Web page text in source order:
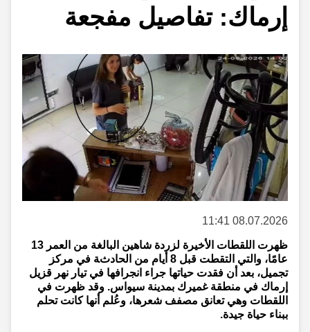
إرماك: تفاصيل مفجعة
08.07.2026 11:41
ظهرت اللقطات الأخيرة لزردة شاهين البالغة من العمر 13
عامًا، والتي التقطت قبل 8 أيام من الحادثة في مركز
تجميل، بعد أن فقدت حياتها جراء انجرافها في تيار نهر قزيل
إرماك في منطقة غميرك بمدينة سيواس. وقد ظهرت في
اللقطات وهي تعانق مصفف شعرها، وعُلم أنها كانت تحلم
ببناء حياة جيدة.